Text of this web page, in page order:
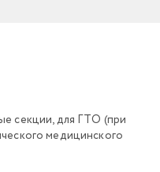
секции, для ГТО (при
медицинского